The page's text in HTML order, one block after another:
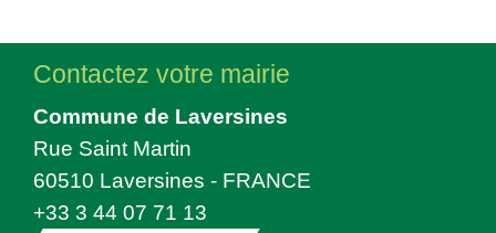
Contactez votre mairie
Commune de Laversines
Rue Saint Martin
60510 Laversines - FRANCE
+33 3 44 07 71 13